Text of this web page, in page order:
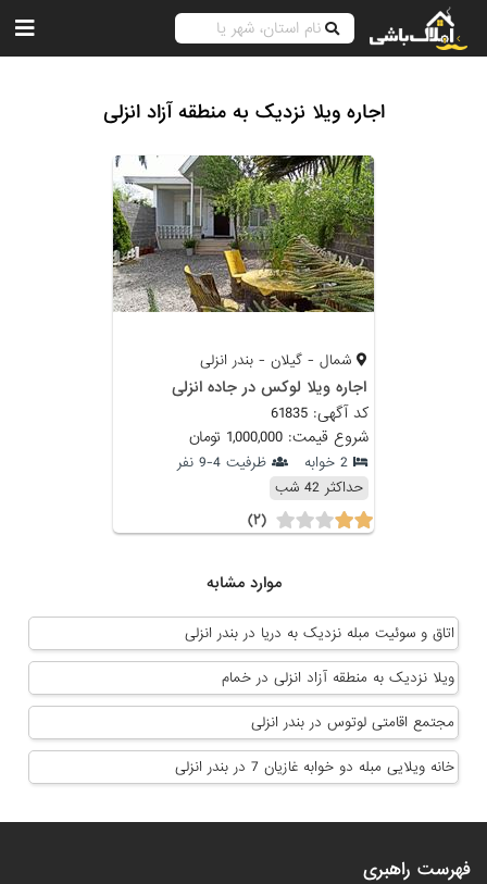
اجاره ویلا نزدیک به منطقه آزاد انزلی
شمال - گیلان - بندر انزلی
اجاره ویلا لوکس در جاده انزلی
کد آگهی: 61835
شروع قیمت: 1,000,000 تومان
2 خوابه
ظرفیت 4-9 نفر
حداکثر 42 شب
(۲)
موارد مشابه
اتاق و سوئیت مبله نزدیک به دریا در بندر انزلی
ویلا نزدیک به منطقه آزاد انزلی در خمام
مجتمع اقامتی لوتوس در بندر انزلی
خانه ویلایی مبله دو خوابه غازیان 7 در بندر انزلی
فهرست راهبری